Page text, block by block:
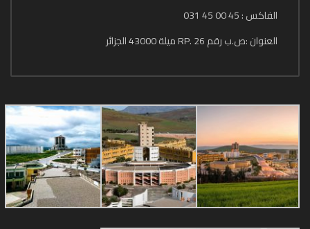
الفاكس : 45 00 45 031
العنوان :ص.ب رقم 26 .RP ميلة 43000 الجزائر